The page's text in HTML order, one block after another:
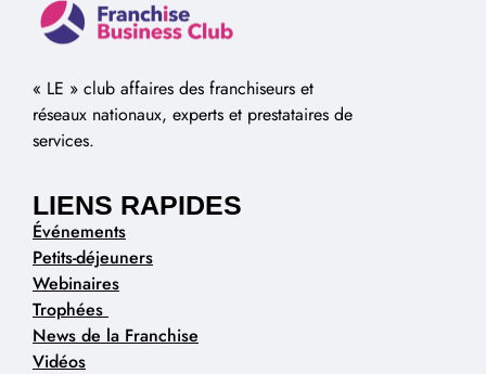
« LE » club affaires des franchiseurs et
réseaux nationaux, experts et prestataires de
services.
LIENS RAPIDES
Événements
Petits-déjeuners
Webinaires
Trophées
News de la Franchise
Vidéos